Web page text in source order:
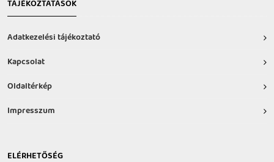
TÁJÉKOZTATÁSOK
Adatkezelési tájékoztató
Kapcsolat
Oldaltérkép
Impresszum
ELÉRHETŐSÉG